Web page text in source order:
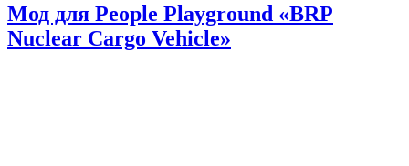
Мод для People Playground «BRP
Nuclear Cargo Vehicle»